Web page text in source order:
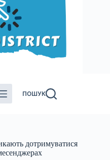
ПОШУК
дотримуватися